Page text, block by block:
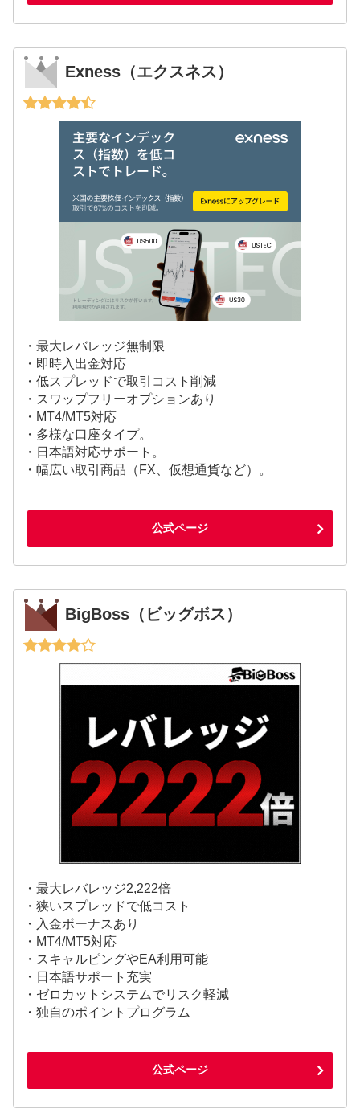
Exness（エクスネス）
・最大レバレッジ無制限
・即時入出金対応
・低スプレッドで取引コスト削減
・スワップフリーオプションあり
・MT4/MT5対応
・多様な口座タイプ。
・日本語対応サポート。
・幅広い取引商品（FX、仮想通貨など）。
公式ページ
BigBoss（ビッグボス）
・最大レバレッジ2,222倍
・狭いスプレッドで低コスト
・入金ボーナスあり
・MT4/MT5対応
・スキャルピングやEA利用可能
・日本語サポート充実
・ゼロカットシステムでリスク軽減
・独自のポイントプログラム
公式ページ